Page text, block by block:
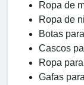
Ropa de
Ropa de
Botas
Cascos
Ropa
Gafas